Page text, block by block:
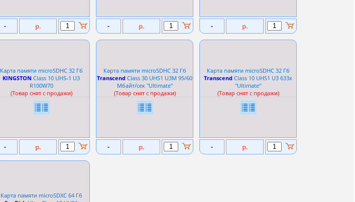
- р. - р. - р.
Карта памяти microSDHC 32 Гб
KINGSTON Сlass 10 UHS-1 U3
R100W70
(Товар снят с продажи)
- р.
Карта памяти microSDHC 32 Гб
Transcend Сlass 30 UHS1 U3M 95/60
Мбайт/сек ''Ultimate''
(Товар снят с продажи)
- р.
Карта памяти microSDHC 32 Гб
Transcend Сlass 10 UHS1 U3 633x
''Ultimate''
(Товар снят с продажи)
- р.
Карта памяти microSDXC 64 Гб